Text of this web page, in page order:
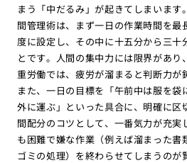
まう「中だるみ」が起きてしまいま
間管理術は、まず一日の作業時間を最
度に設定し、その中に十五分から三十
とです。人間の集中力には限界があり
重労働では、疲労が溜まると判断力が
また、一日の目標を「午前中は服を袋
外に運ぶ」といった具合に、明確に区
間配分のコツとして、一番気力が充実
も困難で嫌な作業（例えば溜まった書
ゴミの処理）を終わらせてしまうのが